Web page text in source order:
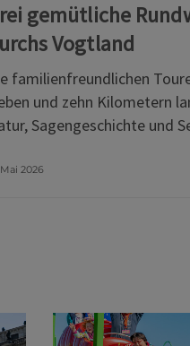
gemütliche
Vogtland
familienfreundlichen
und zehn Kilometern
Sagengeschichte und
Mai 2026